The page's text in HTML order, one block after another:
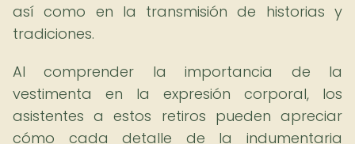
así como en la transmisión de historias y
tradiciones.
Al comprender la importancia de la
vestimenta en la expresión corporal, los
asistentes a estos retiros pueden apreciar
cómo cada detalle de la indumentaria